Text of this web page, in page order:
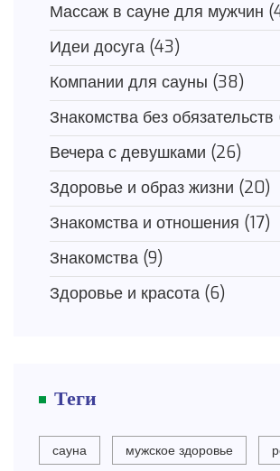
Массаж в сауне для мужчин
Идеи досуга (43)
Компании для сауны (38)
Знакомства без обязательств
Вечера с девушками (26)
Здоровье и образ жизни (20)
Знакомства и отношения (17)
Знакомства (9)
Здоровье и красота (6)
Теги
сауна мужское здоровье